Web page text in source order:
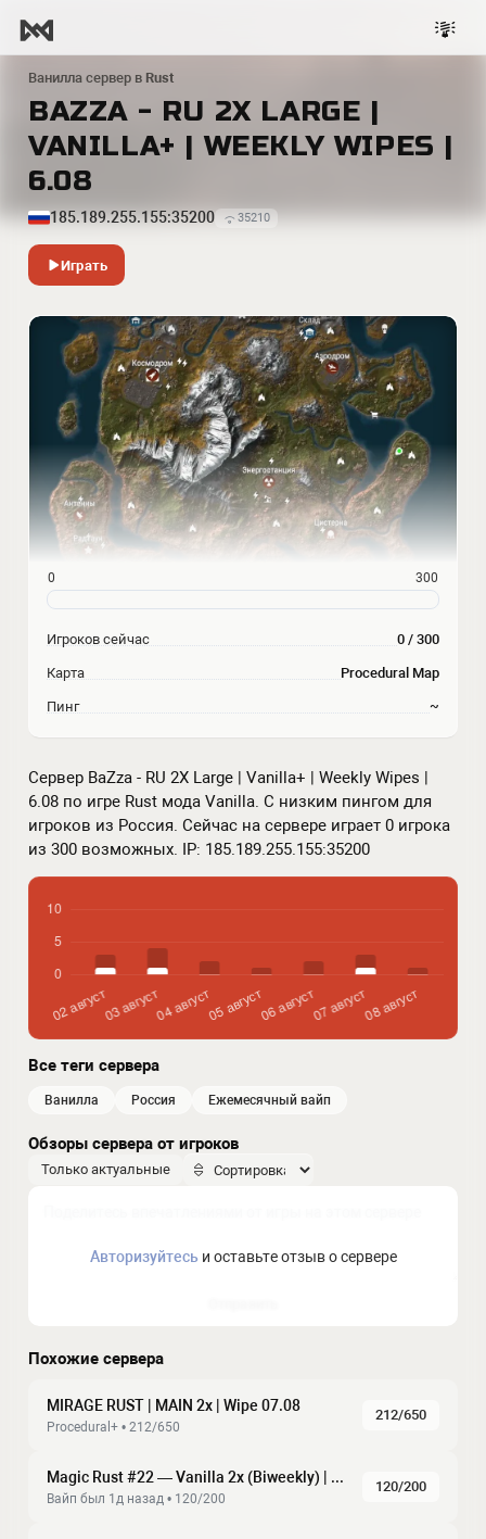
Ванилла сервер в Rust
BAZZA - RU 2X LARGE |
VANILLA+ | WEEKLY WIPES |
6.08
185.189.255.155:35200 35210
Играть
Сервер BaZza - RU 2X Large | Vanilla+ | Weekly Wipes |
6.08 по игре Rust мода Vanilla. С низким пингом для
игроков из Россия. Сейчас на сервере играет 0 игрока
из 300 возможных. IP: 185.189.255.155:35200
Все теги сервера
ванилла россия ежемесячный вайп
Обзоры сервера от игроков
Только актуальные
Авторизуйтесьи оставьте отзыв о сервере
Похожие сервера
MIRAGE RUST | MAIN 2x | Wipe 07.08
Procedural+ • 212/650
212/650
Magic Rust #22 — Vanilla 2x (Biweekly) | Baйп 07.08
Baйп был 1д нaзaд • 120/200
120/200
0 300
Игроков сейчас 0 / 300
Карта Procedural Map
Пинг ~